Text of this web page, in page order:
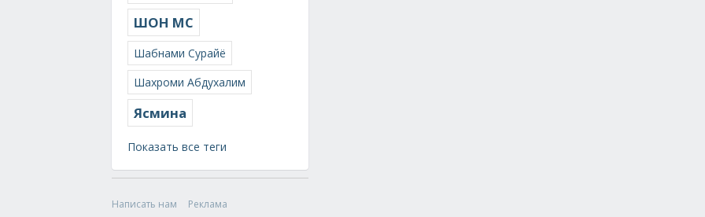
ШОН МС
Шабнами Сурайё
Шахроми Абдухалим
Ясмина
Показать все теги
Написать нам
Реклама